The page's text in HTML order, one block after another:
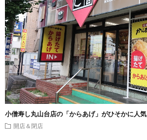
小僧寿し丸山台店の「からあげ」がひそかに人気
開店＆閉店